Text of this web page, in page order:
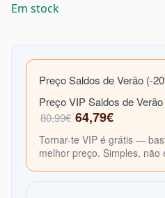
Em stock
Preço Saldos de Verão (-
Preço VIP Saldos de
80,99€ 64,79€
Tornar-te VIP é grátis —
melhor preço. Simples, não